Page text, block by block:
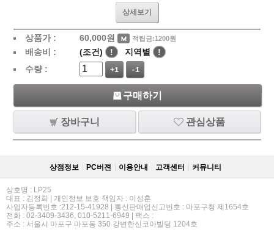
상세보기
상품가 : 60,000원 적립금:1200원
배송비 : (조건) ! 지역별
!
수량 :
+1 -1
구매하기
장바구니 관심상품
상점정보 PC버젼 이용안내 고객센터 커뮤니티
상호명 : LP25
대표 : 김정희 | 개인정보 보호 책임자 : 이성훈
사업자등록번호 :212-15-41928 | 통신판매업신고번호 : 마포구청 제1654호
전화 : 02-3409-3436, 010-5211-6949 | 팩스 :
주소 : 서울시 마포구 마포동 350 강변한신코아빌딩 1204호